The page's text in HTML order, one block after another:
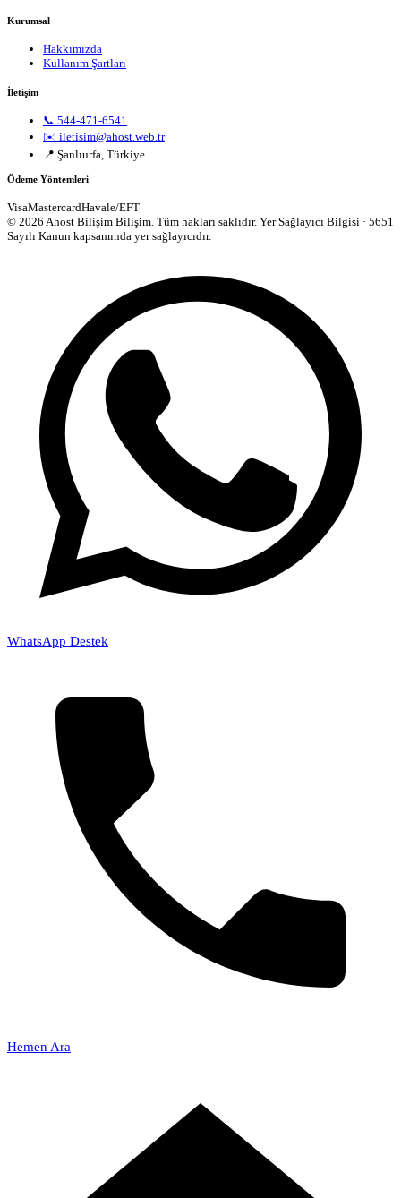
Kurumsal
Hakkımızda
Kullanım Şartları
İletişim
📞 544-471-6541
✉️ iletisim@ahost.web.tr
📍 Şanlıurfa, Türkiye
Ödeme Yöntemleri
VisaMastercardHavale/EFT
© 2026 Ahost Bilişim Bilişim. Tüm hakları saklıdır. Yer Sağlayıcı Bilgisi · 5651
Sayılı Kanun kapsamında yer sağlayıcıdır.
WhatsApp Destek
Hemen Ara